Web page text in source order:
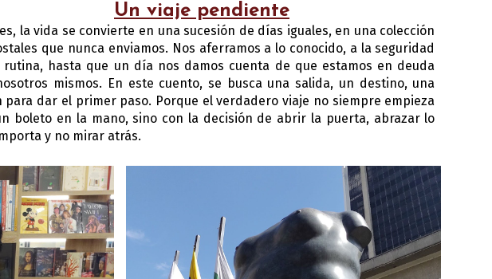
Un viaje pendiente
la vida se convierte en una sucesión de días iguales, en una colección
que nunca enviamos. Nos aferramos a lo conocido, a la seguridad
rutina, hasta que un día nos damos cuenta de que estamos en deuda
mismos. En este cuento, se busca una salida, un destino, una
para dar el primer paso. Porque el verdadero viaje no siempre empieza
boleto en la mano, sino con la decisión de abrir la puerta, abrazar lo
y no mirar atrás.